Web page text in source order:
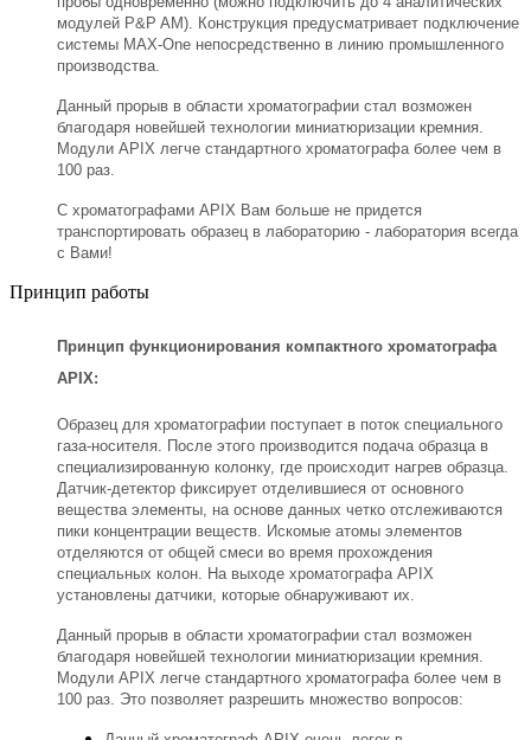
модулей P&P AM). Конструкция предусматривает подключение
системы MAX-One непосредственно в линию промышленного
производства.
Данный прорыв в области хроматографии стал возможен
благодаря новейшей технологии миниатюризации кремния.
Модули APIX легче стандартного хроматографа более чем в
100 раз.
С хроматографами APIX Вам больше не придется
транспортировать образец в лабораторию - лаборатория всегда
с Вами!
Принцип работы
Принцип функционирования компактного хроматографа
APIX:
Образец для хроматографии поступает в поток специального
газа-носителя. После этого производится подача образца в
специализированную колонку, где происходит нагрев образца.
Датчик-детектор фиксирует отделившиеся от основного
вещества элементы, на основе данных четко отслеживаются
пики концентрации веществ. Искомые атомы элементов
отделяются от общей смеси во время прохождения
специальных колон. На выходе хроматографа APIX
установлены датчики, которые обнаруживают их.
Данный прорыв в области хроматографии стал возможен
благодаря новейшей технологии миниатюризации кремния.
Модули APIX легче стандартного хроматографа более чем в
100 раз. Это позволяет разрешить множество вопросов: